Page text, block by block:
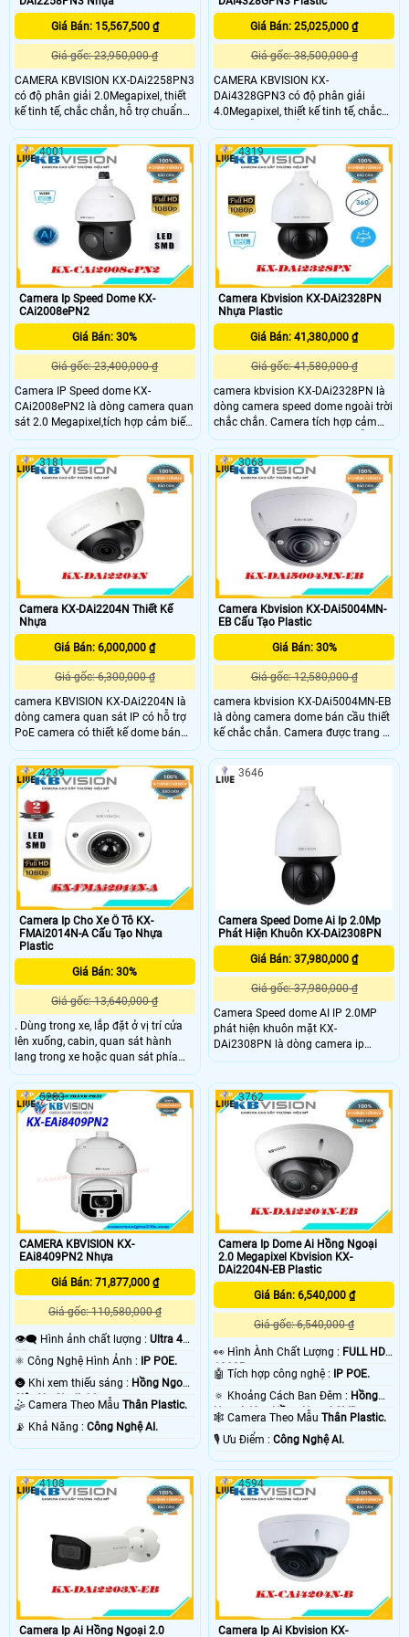
mạng
Giá Bán: 15,567,500 ₫
Giá gốc: 23,950,000 ₫
CAMERA KBVISION KX-DAi2258PN3
có độ phân giải 2.0Megapixel, thiết
kế tinh tế, chắc chắn, hỗ trợ chuẩn
chống nước và bụi IP67. CAMERA
KBVISION KX-DAi2258PN3 phục vụ
cho các dự án với quy mô lớn như
khu công nghiệp, nhà máy, trường
học, bệnh viện, ngân hàng, kho bãi…
Giá Bán: 25,025,000 ₫
Giá gốc: 38,500,000 ₫
CAMERA KBVISION KX-
DAi4328GPN3 có độ phân giải
4.0Megapixel, thiết kế tinh tế, chắc
chắn, hỗ trợ chuẩn chống nước và
bụi IP67. Đây là camera quan sát
phục vụ cho các dự án với quy mô
lớn như khu công nghiệp, nhà máy,
trường học, bệnh viện, ngân hàng,
kho bãi…CAMERA KBVISION KX-
DAi4328GPN3 hỗ trợ Zoom quang
32x, quan sát xa 150m
Camera Ip Speed Dome KX-
CAi2008ePN2
Giá Bán: 30%
Giá gốc: 23,400,000 ₫
Camera IP Speed dome KX-
CAi2008ePN2 là dòng camera quan
sát 2.0 Megapixel,tích hợp cảm biến
hình ảnh CMOS full HD 1080p.
camera hỗ trợ zoom quang lên tới
25x. Hỗ trợ chuẩn nén hình ảnh H
4001
Camera Kbvision KX-DAi2328PN
Nhựa Plastic
Giá Bán: 41,380,000 ₫
Giá gốc: 41,580,000 ₫
camera kbvision KX-DAi2328PN là
dòng camera speed dome ngoài trời
chắc chắn. Camera tích hợp cảm
biến 2.0 Megapixel. Caemra hỗ trợ
zoom quang tối đa 32x
4319
Camera KX-DAi2204N Thiết Kế
Nhựa
Giá Bán: 6,000,000 ₫
Giá gốc: 6,300,000 ₫
camera KBVISION KX-DAi2204N là
dòng camera quan sát IP có hỗ trợ
PoE camera có thiết kế dome bán
cầu chắc chắn. Camera có độ phân
giải 2.0 Megapixel. Camera tích hợp
công nghệ cảm biến hình ảnh Sony
3181
Camera Kbvision KX-DAi5004MN-
EB Cấu Tạo Plastic
Giá Bán: 30%
Giá gốc: 12,580,000 ₫
camera kbvision KX-DAi5004MN-EB
là dòng camera dome bán cầu thiết
kế chắc chắn. Camera được trang bị
chip cảm biến hình ảnh 5.0
Megapixel,Hỗ trợ phát hiên khuông
mặt . Camera hỗ trợ hông ngoai xa
3068
Camera Ip Cho Xe Ô Tô KX-
FMAi2014N-A Cấu Tạo Nhựa
Plastic
Giá Bán: 30%
Giá gốc: 13,640,000 ₫
. Dùng trong xe, lắp đặt ở vị trí cửa
lên xuống, cabin, quan sát hành
lang trong xe hoặc quan sát phía
trước xe. . Kết nối trực tiếp về đầu
ghi qua cổng PoE
4239
Camera Speed Dome Ai Ip 2.0Mp
Phát Hiện Khuôn KX-DAi2308PN
Giá Bán: 37,980,000 ₫
Giá gốc: 37,980,000 ₫
Camera Speed dome AI IP 2.0MP
phát hiện khuôn mặt KX-
DAi2308PN là dòng camera ip
speed dome,chuyên nhận diện
Starvis giúp hình ảnh sắc nét
hơn,công nghệ starlight cho hình
ảnh cực kì sắc nét dù quan sát
trrong môi trường thiếu ánh sáng
3646
CAMERA KBVISION KX-
EAi8409PN2 Nhựa
Giá Bán: 71,877,000 ₫
Giá gốc: 110,580,000 ₫
👁️‍🗨 Hình ảnh chất lượng : Ultra 4k
👍🏾 .
⚛️ Công Nghệ Hình Ảnh : IP POE.
🌚 Khi xem thiếu sáng : Hồng Ngoại
Siêu Xa Starlight.
🤹 Camera Theo Mẫu Thân Plastic.
️📡 Khả Năng : Công Nghệ AI.
5203
Camera Ip Dome Ai Hồng Ngoại
2.0 Megapixel Kbvision KX-
DAi2204N-EB Plastic
Giá Bán: 6,540,000 ₫
Giá gốc: 6,540,000 ₫
️👀 Hình Ành Chất Lượng : FULL HD
1080P .
🤖️ Tích hợp công nghệ : IP POE.
🔅 Khoảng Cách Ban Đêm : Hồng
Ngoại 40m Hồng Ngoại SMD.
🕸️ Camera Theo MẫuThân Plastic.
️🎙 Ưu Điểm :Công Nghệ AI.
3762
Camera Ip Ai Hồng Ngoại 2.0
4108
Camera Ip Ai Kbvision KX-
4594